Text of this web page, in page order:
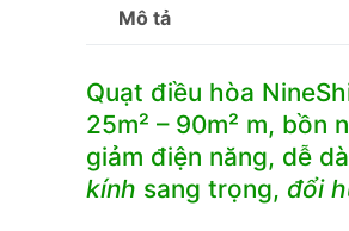
Mô tả
Quạt điều hòa
25m² – 90m² m,
giảm điện năng, dễ
kính sang trọng, đổi